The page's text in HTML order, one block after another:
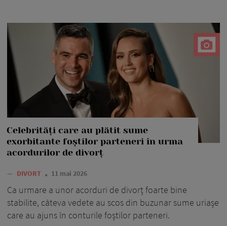
Celebrități care au plătit sume
exorbitante foștilor parteneri în urma
acordurilor de divorț
— DIVORT 11 mai 2026
Ca urmare a unor acorduri de divorț foarte bine
stabilite, câteva vedete au scos din buzunar sume uriașe
care au ajuns în conturile foștilor parteneri.